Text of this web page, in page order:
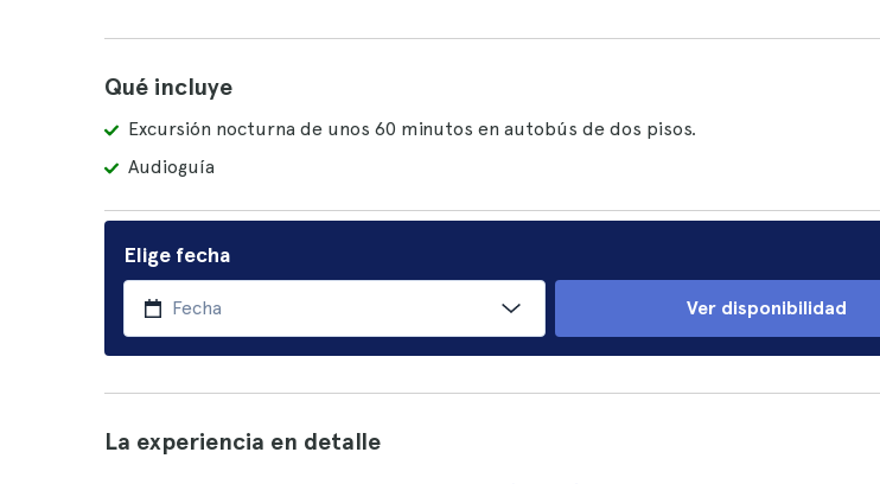
Qué incluye
Excursión nocturna de unos 60 minutos en autobús de dos pisos.
Audioguía
Elige fecha
Ver disponibilidad
La experiencia en detalle